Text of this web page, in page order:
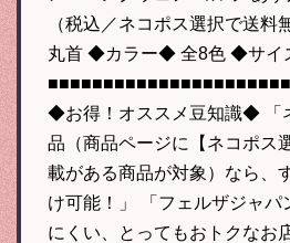
（税込／ネコポス選択で送
丸首 ◆カラー◆ 全8色 ◆サイ
◆お得！オススメ豆知識◆ 「
品（商品ページに【ネコポス
載がある商品が対象）なら、
け可能！」 「フェルザジャパ
にくい、とってもおトクなお